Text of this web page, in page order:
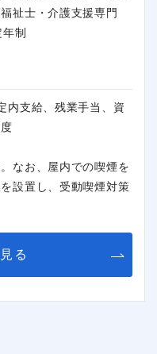
閉じる
祉士・介護支援専門
制
内支給、残業手当、資
なお、屋内での喫煙を
設置し、受動喫煙対策
る